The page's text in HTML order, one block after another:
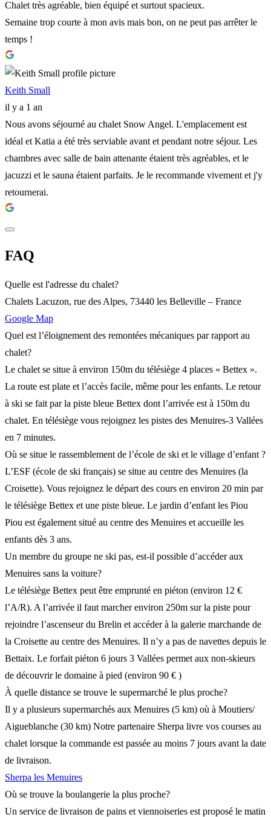
Chalet très agréable, bien équipé et surtout spacieux.
Semaine trop courte à mon avis mais bon, on ne peut pas arrêter le
temps !
Keith Small
il y a 1 an
Nous avons séjourné au chalet Snow Angel. L'emplacement est
idéal et Katia a été très serviable avant et pendant notre séjour. Les
chambres avec salle de bain attenante étaient très agréables, et le
jacuzzi et le sauna étaient parfaits. Je le recommande vivement et j'y
retournerai.
FAQ
Quelle est l'adresse du chalet?
Chalets Lacuzon, rue des Alpes, 73440 les Belleville – France
Google Map
Quel est l’éloignement des remontées mécaniques par rapport au
chalet?
Le chalet se situe à environ 150m du télésiège 4 places « Bettex ».
La route est plate et l’accès facile, même pour les enfants. Le retour
à ski se fait par la piste bleue Bettex dont l’arrivée est à 150m du
chalet. En télésiège vous rejoignez les pistes des Menuires-3 Vallées
en 7 minutes.
Où se situe le rassemblement de l’école de ski et le village d’enfant ?
L’ESF (école de ski français) se situe au centre des Menuires (la
Croisette). Vous rejoignez le départ des cours en environ 20 min par
le télésiège Bettex et une piste bleue. Le jardin d’enfant les Piou
Piou est également situé au centre des Menuires et accueille les
enfants dès 3 ans.
Un membre du groupe ne ski pas, est-il possible d’accéder aux
Menuires sans la voiture?
Le télésiège Bettex peut être emprunté en piéton (environ 12 €
l’A/R). A l’arrivée il faut marcher environ 250m sur la piste pour
rejoindre l’ascenseur du Brelin et accéder à la galerie marchande de
la Croisette au centre des Menuires. Il n’y a pas de navettes depuis le
Bettaix. Le forfait piéton 6 jours 3 Vallées permet aux non-skieurs
de découvrir le domaine à pied (environ 90 € )
À quelle distance se trouve le supermarché le plus proche?
Il y a plusieurs supermarchés aux Menuires (5 km) où à Moutiers/
Aigueblanche (30 km) Notre partenaire Sherpa livre vos courses au
chalet lorsque la commande est passée au moins 7 jours avant la date
de livraison.
Sherpa les Menuires
Où se trouve la boulangerie la plus proche?
Un service de livraison de pains et viennoiseries est proposé le matin